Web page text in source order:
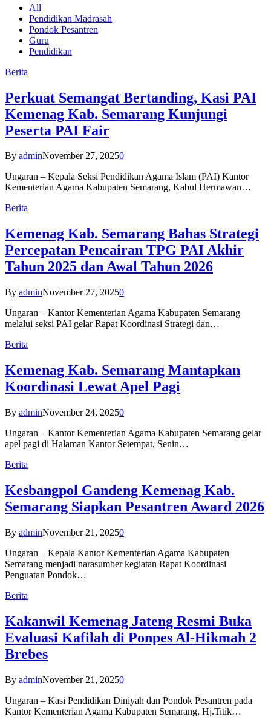
All
Pendidikan Madrasah
Pondok Pesantren
Guru
Pendidikan
Berita
Perkuat Semangat Bertanding, Kasi PAI
Kemenag Kab. Semarang Kunjungi
Peserta PAI Fair
By adminNovember 27, 20250
Ungaran – Kepala Seksi Pendidikan Agama Islam (PAI) Kantor
Kementerian Agama Kabupaten Semarang, Kabul Hermawan…
Berita
Kemenag Kab. Semarang Bahas Strategi
Percepatan Pencairan TPG PAI Akhir
Tahun 2025 dan Awal Tahun 2026
By adminNovember 27, 20250
Ungaran – Kantor Kementerian Agama Kabupaten Semarang
melalui seksi PAI gelar Rapat Koordinasi Strategi dan…
Berita
Kemenag Kab. Semarang Mantapkan
Koordinasi Lewat Apel Pagi
By adminNovember 24, 20250
Ungaran – Kantor Kementerian Agama Kabupaten Semarang gelar
apel pagi di Halaman Kantor Setempat, Senin…
Berita
Kesbangpol Gandeng Kemenag Kab.
Semarang Siapkan Pesantren Award 2026
By adminNovember 21, 20250
Ungaran – Kepala Kantor Kementerian Agama Kabupaten
Semarang menjadi narasumber kegiatan Rapat Koordinasi
Penguatan Pondok…
Berita
Kakanwil Kemenag Jateng Resmi Buka
Evaluasi Kafilah di Ponpes Al-Hikmah 2
Brebes
By adminNovember 21, 20250
Ungaran – Kasi Pendidikan Diniyah dan Pondok Pesantren pada
Kantor Kementerian Agama Kabupaten Semarang, Hj.Titik…